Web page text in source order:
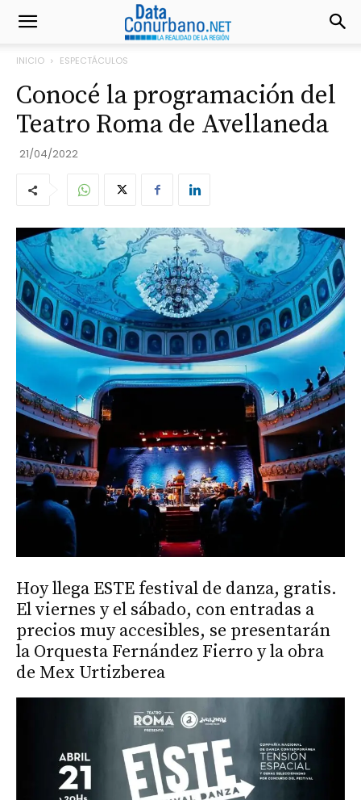
INICIO ESPECTÁCULOS
Conocé la programación del
Teatro Roma de Avellaneda
21/04/2022
Hoy llega ESTE festival de danza, gratis.
El viernes y el sábado, con entradas a
precios muy accesibles, se presentarán
la Orquesta Fernández Fierro y la obra
de Mex Urtizberea